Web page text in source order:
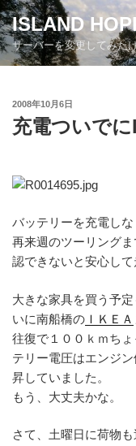
コ
ン
テ
ン
ISLAND
サーバーを変更してみた
投
稿
日:
2008年10月6日
充電ついで
バッテリーを充電しな
再来週のツーリング
認できないと安心して
大きな家具を買う予
いに南船橋の ＩＫＥＡ
往復で１００ｋｍち
テリー電圧はエンジ
昇していました。
もう、大丈夫かな。
さて、土曜日に荷物